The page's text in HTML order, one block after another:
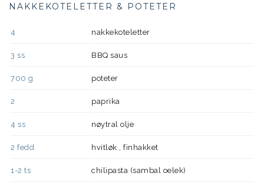
NAKKEKOTELETTER & POTETER
4 nakkekoteletter
3 ss BBQ saus
700 g poteter
2 paprika
4 ss nøytral olje
2 fedd hvitløk , finhakket
1-2 ts chilipasta (sambal oelek)